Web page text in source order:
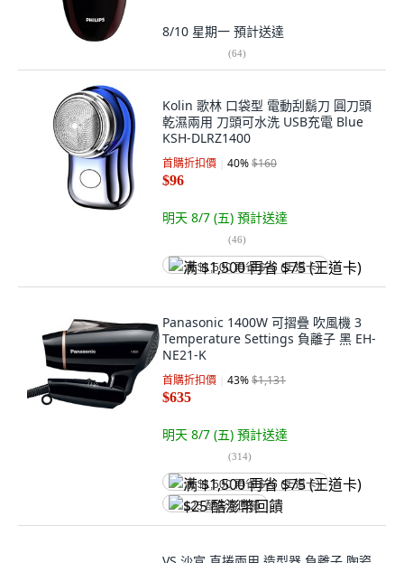
8/10 星期一 預計送達
(64)
Kolin 歌林 口袋型 電動刮鬍刀 圓刀頭
乾濕兩用 刀頭可水洗 USB充電 Blue
KSH-DLRZ1400
首購折扣價 40%$160
$96
明天 8/7 (五) 預計送達
(46)
满 $1,500 再省 $75 (王道卡)
Panasonic 1400W 可摺疊 吹風機 3
Temperature Settings 負離子 黑 EH-
NE21-K
首購折扣價 43%$1,131
$635
明天 8/7 (五) 預計送達
(314)
满 $1,500 再省 $75 (王道卡)
$25 酷澎幣回饋